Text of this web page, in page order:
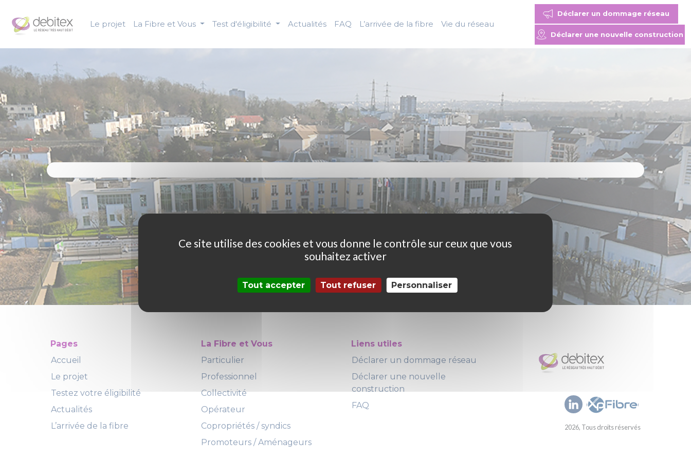
Le projet La Fibre et Vous Test d'éligibilité Actualités FAQ L’arrivée de la fibre Vie du réseau
Déclarer un dommage réseau
Déclarer une nouvelle construction
Pages
Accueil
Le projet
Testez votre éligibilité
Actualités
L’arrivée de la fibre
La Fibre et Vous
Particulier
Professionnel
Collectivité
Opérateur
Copropriétés / syndics
Promoteurs / Aménageurs
Liens utiles
Déclarer un dommage réseau
Déclarer une nouvelle
construction
FAQ
2026, Tous droits réservés
Ce site utilise des cookies et vous donne le contrôle sur ceux que vous
souhaitez activer
Tout accepter Tout refuser Personnaliser